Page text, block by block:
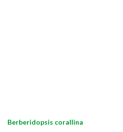
Berberidopsis corallina